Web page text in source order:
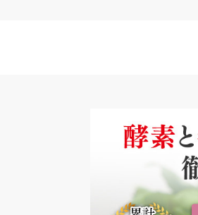
分表示（4粒あたり）
穀エキス末：136.5mg、麹菌発酵エ